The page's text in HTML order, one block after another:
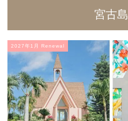
宮古島
2027年1月 Renewal